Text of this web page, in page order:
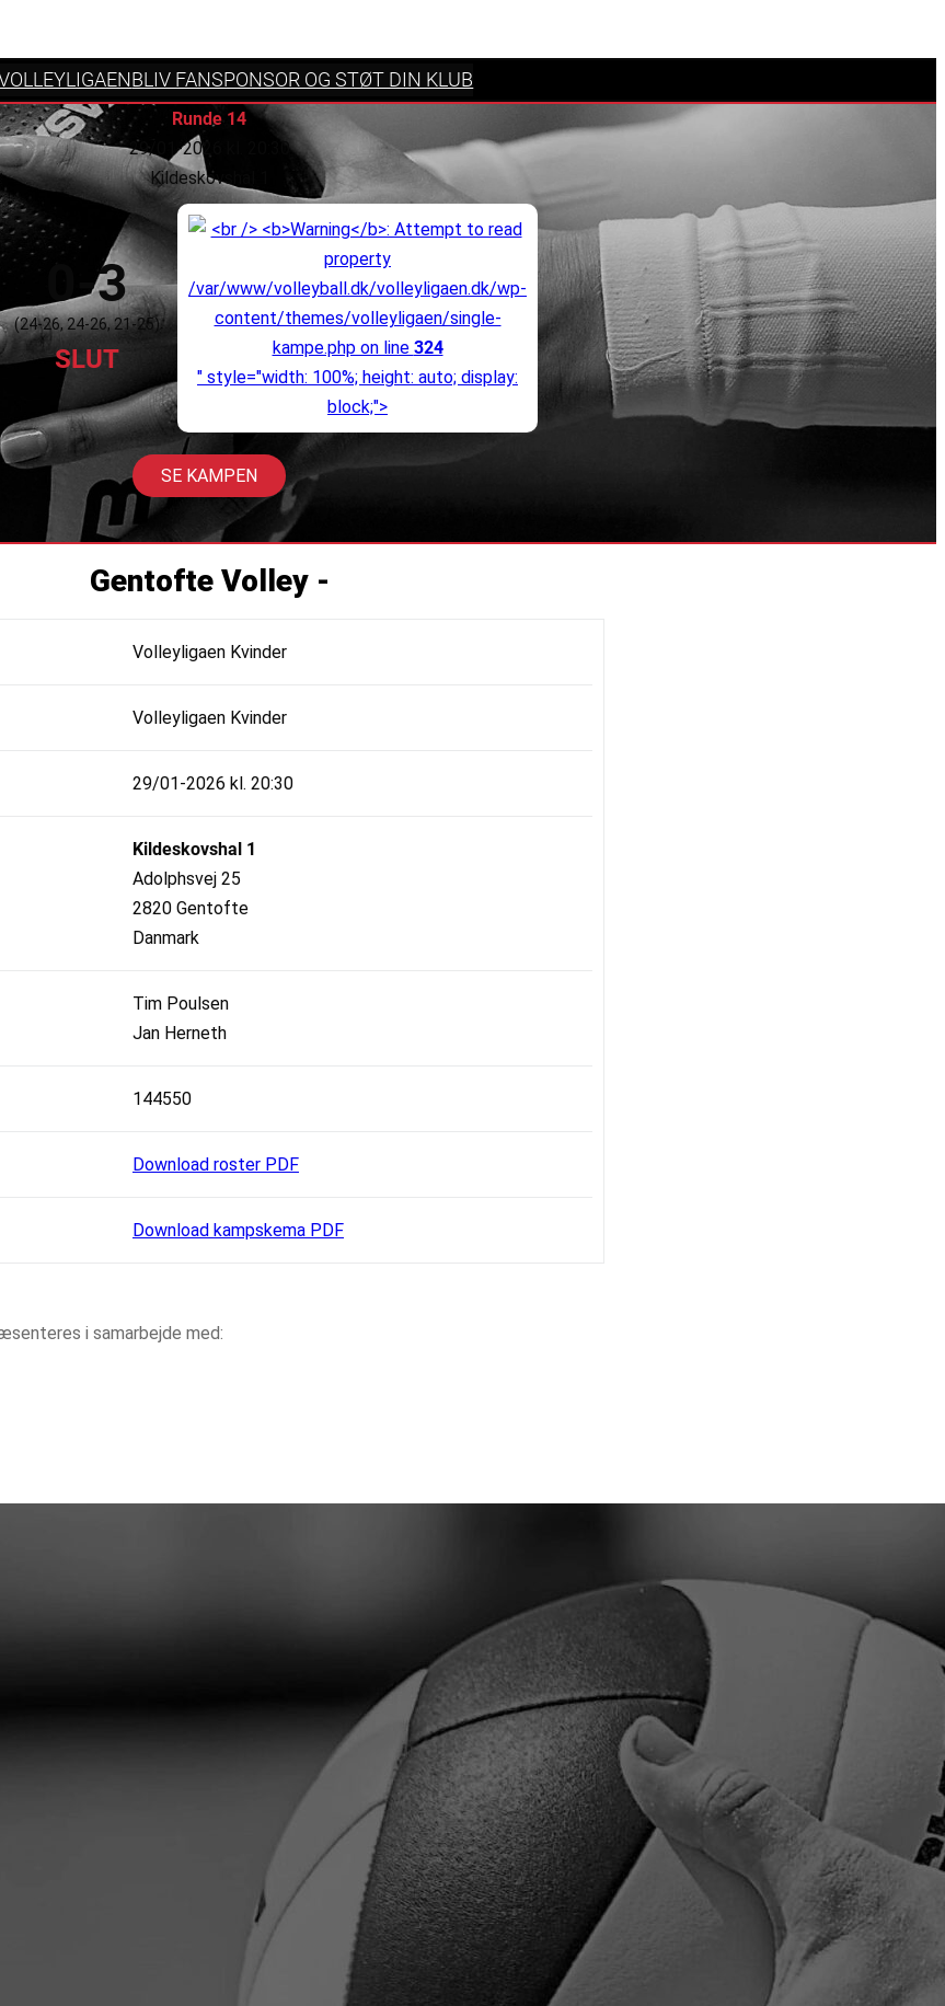
BLIV FANSPONSOR OG STØT DIN KLUB
Runde 14
29/01-2026 kl. 20:30
Kildeskovshal 1
0-3
(24-26, 24-26, 21-25)
SLUT
/var/www/volleyball.dk/volleyligaen.dk/wp-
content/themes/volleyligaen/single-
kampe.php on line 324
" style="width: 100%; height: auto; display:
block;">
SE KAMPEN
Gentofte Volley -
Volleyligaen Kvinder
Volleyligaen Kvinder
29/01-2026 kl. 20:30
Kildeskovshal 1
Adolphsvej 25
2820 Gentofte
Danmark
Tim Poulsen
Jan Herneth
144550
Download roster PDF
Download kampskema PDF
i samarbejde med: